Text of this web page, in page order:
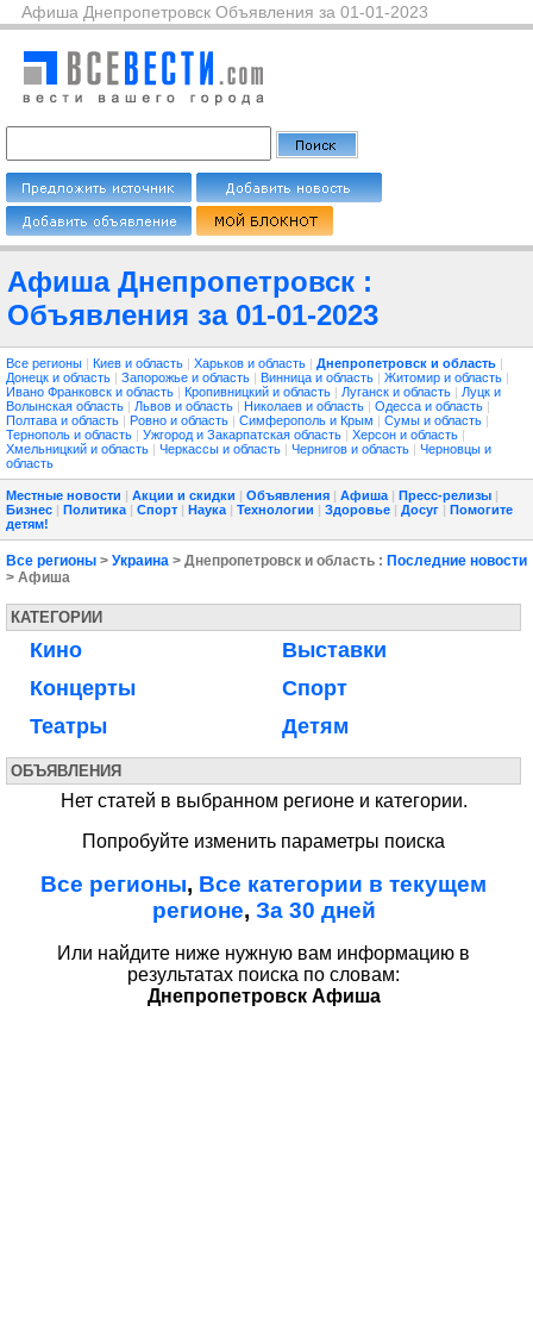
Афиша Днепропетровск Объявления за 01-01-2023
Афиша Днепропетровск :
Объявления за 01-01-2023
Все регионы | Киев и область | Харьков и область | Днепропетровск и область |
Донецк и область | Запорожье и область | Винница и область | Житомир и область |
Ивано Франковск и область | Кропивницкий и область | Луганск и область | Луцк и
Волынская область | Львов и область | Николаев и область | Одесса и область |
Полтава и область | Ровно и область | Симферополь и Крым | Сумы и область |
Тернополь и область | Ужгород и Закарпатская область | Херсон и область |
Хмельницкий и область | Черкассы и область | Чернигов и область | Черновцы и
область
Местные новости | Акции и скидки | Объявления | Афиша | Пресс-релизы |
Бизнес | Политика | Спорт | Наука | Технологии | Здоровье | Досуг | Помогите
детям!
Все регионы > Украина > Днепропетровск и область : Последние новости
> Афиша
КАТЕГОРИИ
Кино
Концерты
Театры
Выставки
Спорт
Детям
ОБЪЯВЛЕНИЯ
Нет статей в выбранном регионе и категории.
Попробуйте изменить параметры поиска
Все регионы, Все категории в текущем
регионе, За 30 дней
Или найдите ниже нужную вам информацию в
результатах поиска по словам:
Днепропетровск Афиша